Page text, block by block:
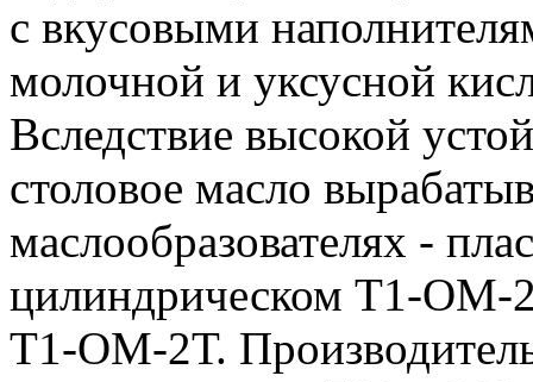
с вкусовыми
молочной и уксусной
Вследствие высокой
столовое масло
маслообразователях -
цилиндрическом Т1-ОМ-
Т1-ОМ-2Т.